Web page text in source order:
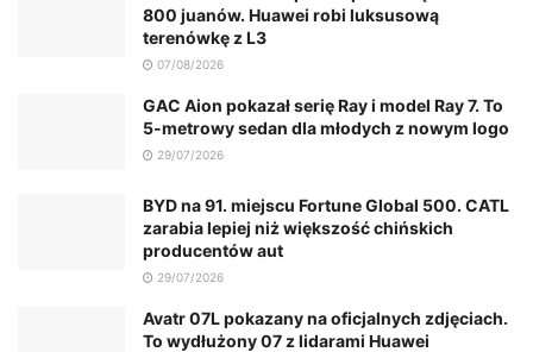
800 juanów. Huawei robi luksusową
terenówkę z L3
07/08/2026
GAC Aion pokazał serię Ray i model Ray 7. To
5-metrowy sedan dla młodych z nowym logo
29/07/2026
BYD na 91. miejscu Fortune Global 500. CATL
zarabia lepiej niż większość chińskich
producentów aut
29/07/2026
Avatr 07L pokazany na oficjalnych zdjęciach.
To wydłużony 07 z lidarami Huawei